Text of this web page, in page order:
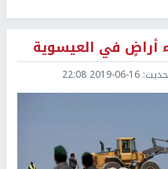
أراضٍ في العيسوية
2019-06-16 22:08